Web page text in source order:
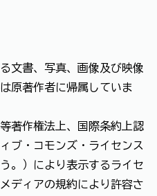
文書、写真、画像及び映像
原著作者に帰属していま
著作権法上、国際条約上認
ブ・コモンズ・ライセンス
。）により表示するライセ
ディアの規約により許容さ